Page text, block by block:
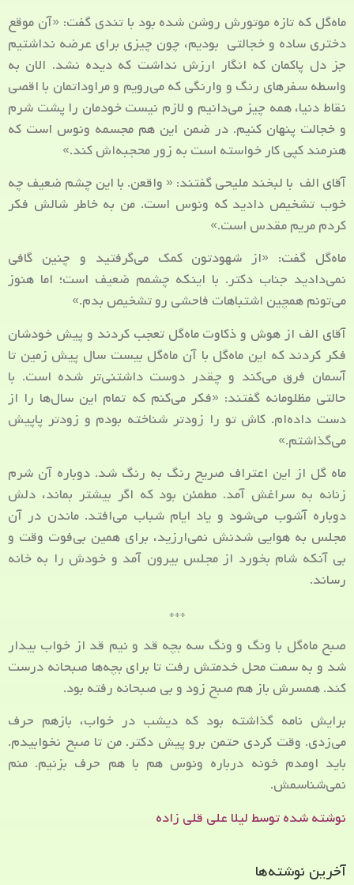
ماه‌گل که تازه موتورش روشن شده بود با تندی گفت: «آن موقع
دختری ساده و خجالتی بودیم، چون چیزی برای عرضه نداشتیم
جز دل پاکمان که انگار ارزش نداشت که دیده نشد. الان به
واسطه سفرهای رنگ و وارنگی که می‌رویم و مراوداتمان با اقصی
نقاط دنیا، همه چیز می‌دانیم و لازم نیست خودمان را پشت شرم
و خجالت پنهان کنیم. در ضمن این هم مجسمه ونوس است که
هنرمند کپی کار خواسته است به زور محجبه‌اش کند.»
آقای الف با لبخند ملیحی گفتند: « واقعن. با این چشم ضعیف چه
خوب تشخیص دادید که ونوس است. من به خاطر شالش فکر
کردم مریم مقدس است.»
ماه‌گل گفت: «از شهودتون کمک می‌گرفتید و چنین گافی
نمی‌دادید جناب دکتر. با اینکه چشمم ضعیف است؛ اما هنوز
می‌تونم همچین اشتباهات فاحشی رو تشخیص بدم.»
آقای الف از هوش و ذکاوت ماه‌گل تعجب کردند و پیش خودشان
فکر کردند که این ماه‌گل با آن ماه‌گل بیست سال پیش زمین تا
آسمان فرق می‌کند و چقدر دوست داشتنی‌تر شده است. با
حالتی مظلومانه گفتند: «فکر می‌کنم که تمام این سال‌ها را از
دست داده‌ام. کاش تو را زودتر شناخته بودم و زودتر پاپیش
می‌گذاشتم.»
ماه گل از این اعتراف صریح رنگ به رنگ شد. دوباره آن شرم
زنانه به سراغش آمد. مطمئن بود که اگر بیشتر بماند، دلش
دوباره آشوب می‌شود و یاد ایام شباب می‌افتد. ماندن در آن
مجلس به هوایی شدنش نمی‌ارزید، برای همین بی‌فوت وقت و
بی آنکه شام بخورد از مجلس بیرون آمد و خودش را به خانه
رساند.
***
صبح ماه‌گل با ونگ و ونگ سه بچه قد و نیم قد از خواب بیدار
شد و به سمت محل خدمتش رفت تا برای بچه‌ها صبحانه درست
کند. همسرش باز هم صبح زود و بی صبحانه رفته بود.
برایش نامه گذاشته بود که دیشب در خواب، بازهم حرف
می‌زدی. وقت کردی حتمن برو پیش دکتر. من تا صبح نخوابیدم.
باید اومدم خونه درباره ونوس هم با هم حرف بزنیم. منم
نمی‌شناسمش.
نوشته شده توسط لیلا علی قلی زاده
آخرین نوشته‌ها